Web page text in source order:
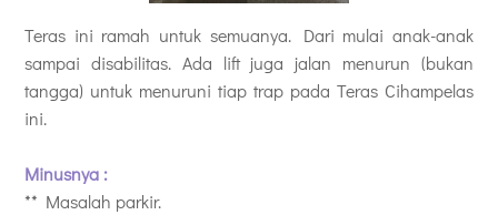
Teras ini ramah untuk semuanya. Dari mulai anak-anak
sampai disabilitas. Ada lift juga jalan menurun (bukan
tangga) untuk menuruni tiap trap pada Teras Cihampelas
ini.
Minusnya :
** Masalah parkir.